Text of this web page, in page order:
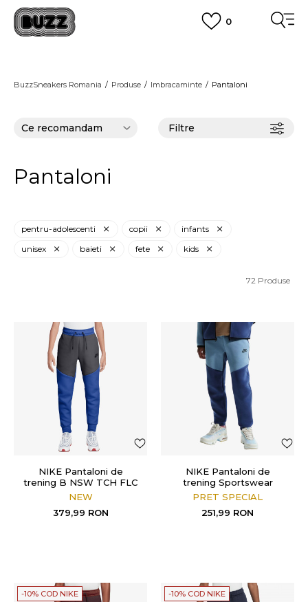
0
3 rate fără dobândă fără card de credit cu Klarna
BuzzSneakers Romania Produse Imbracaminte Pantaloni
Filtre
Pantaloni
pentru-adolescenti copii
infants
unisex
baieti fete kids
72 Produse
NIKE Pantaloni de
trening B NSW TCH FLC
JGGR - PD
NEW
379,99 RON
NIKE Pantaloni de
trening Sportswear
PRET SPECIAL
251,99 RON
-10% COD NIKE -10% COD NIKE